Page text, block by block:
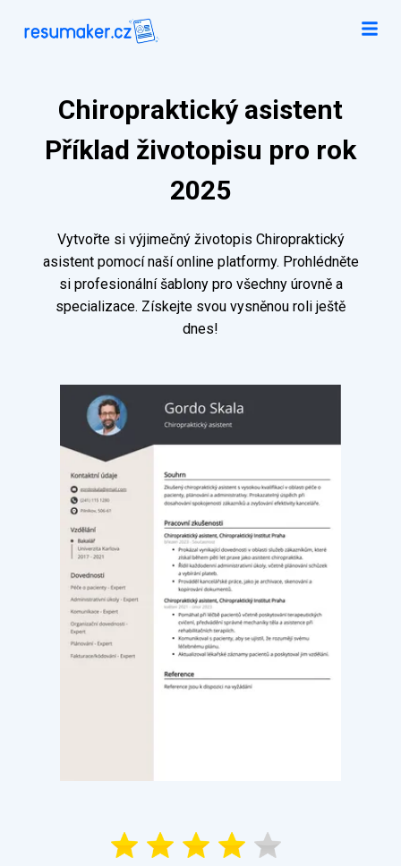
Chiropraktický asistent
Příklad životopisu pro rok
2025
Vytvořte si výjimečný životopis Chiropraktický
asistent pomocí naší online platformy. Prohlédněte
si profesionální šablony pro všechny úrovně a
specializace. Získejte svou vysněnou roli ještě
dnes!